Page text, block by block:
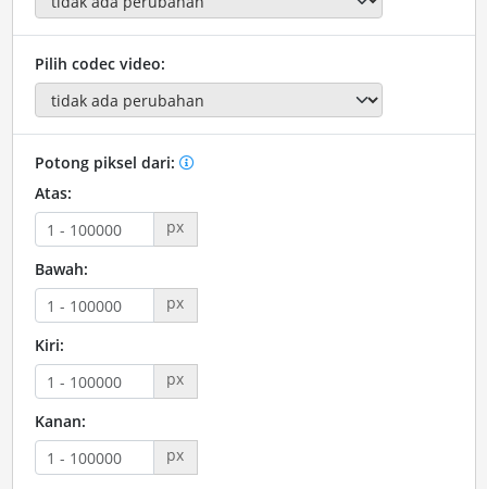
Pilih codec video:
Potong piksel dari:
Atas:
px
Bawah:
px
Kiri:
px
Kanan:
px